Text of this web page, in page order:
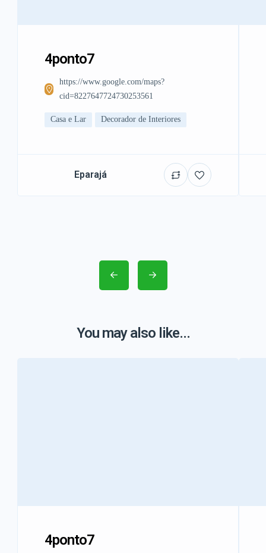
4ponto7
https://www.google.com/maps?
cid=8227647724730253561
Casa e Lar Decorador de Interiores
Eparajá
You may also like...
4ponto7